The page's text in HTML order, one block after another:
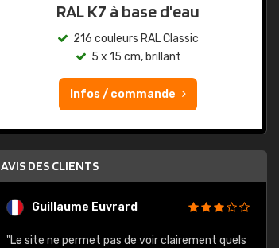
RAL K7
216 couleurs RAL Classic
5 x 15 cm, brillant
Infos / commande
AVIS DES CLIENTS
Christian
"J'ai trouvé le RAL précis pour le ton de ma